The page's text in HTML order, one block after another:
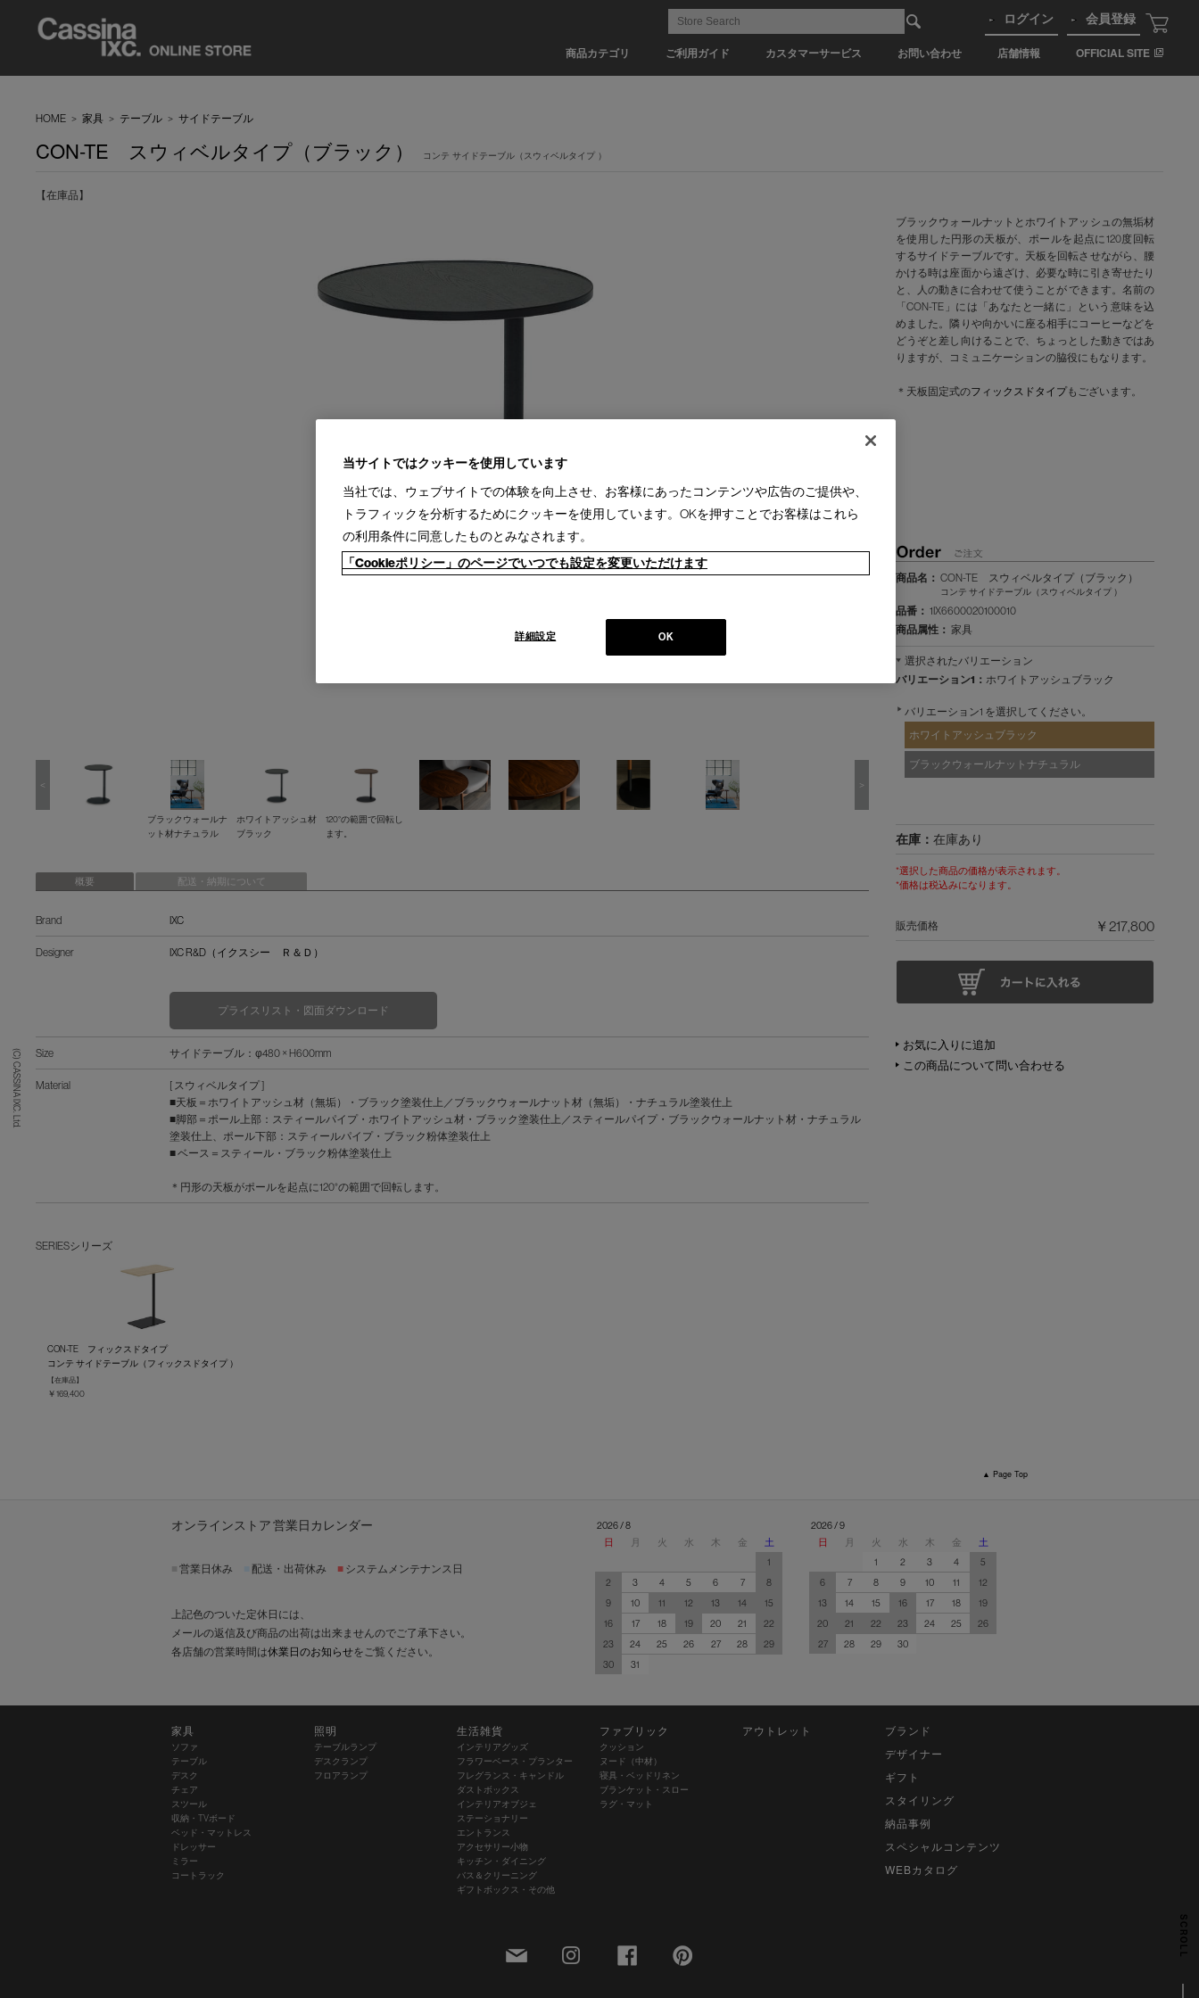
商品カテゴリ ご利用ガイド カスタマーサービス お問い合わせ 店舗情報 OFFICIAL SITE
ログイン 会員登録
(C) CASSINA IXC. Ltd.
SCROLL
HOME > 家具 > テーブル > サイドテーブル
CON-TE スウィベルタイプ（ブラック） コンテ サイドテーブル（スウィベルタイプ ）
【在庫品】
ブラックウォールナ
ット材ナチュラル
ホワイトアッシュ材
ブラック
120°の範囲で回転し
ます。
< >
概要 配送・納期について
Brand IXC
Designer IXC R&D（イクスシー Ｒ＆Ｄ）
プライスリスト・図面ダウンロード
Size サイドテーブル：φ480 × H600mm
Material
[ スウィベルタイプ ]
■天板＝ホワイトアッシュ材（無垢）・ブラック塗装仕上／ブラックウォールナット材（無垢）・ナチュラル塗装仕上
■脚部＝ポール上部：スティールパイプ・ホワイトアッシュ材・ブラック塗装仕上／スティールパイプ・ブラックウォールナット材・ナチュラル
塗装仕上、ポール下部：スティールパイプ・ブラック粉体塗装仕上
■ ベース＝スティール・ブラック粉体塗装仕上
＊円形の天板がポールを起点に120°の範囲で回転します。
ブラックウォールナットとホワイトアッシュの無垢材
を使用した円形の天板が、ポールを起点に120度回転
するサイドテーブルです。天板を回転させながら、腰
かける時は座面から遠ざけ、必要な時に引き寄せたり
と、人の動きに合わせて使うことが できます。名前の
「CON-TE」には「あなたと一緒に」という意味を込
めました。隣りや向かいに座る相手にコーヒーなどを
どうぞと差し向けることで、ちょっとした動きではあ
りますが、コミュニケーションの脇役にもなります。
＊天板固定式のフィックスドタイプもございます。
商品名： CON-TE スウィベルタイプ（ブラック）
コンテ サイドテーブル（スウィベルタイプ ）
品番： 1IX6600020100010
商品属性： 家具
選択されたバリエーション
バリエーション1： ホワイトアッシュブラック
バリエーション1 を選択してください。
ホワイトアッシュブラック
ブラックウォールナットナチュラル
在庫： 在庫あり
*選択した商品の価格が表示されます。
*価格は税込みになります。
販売価格 ￥217,800
お気に入りに追加
この商品について問い合わせる
SERIESシリーズ
CON-TE フィックスドタイプ
コンテ サイドテーブル（フィックスドタイプ ）
【在庫品】
￥169,400
▲ Page Top
オンラインストア 営業日カレンダー
営業日休み 配送・出荷休み ■ システムメンテナンス日
上記色のついた定休日には、
メールの返信及び商品の出荷は出来ませんのでご了承下さい。
各店舗の営業時間は休業日のお知らせをご覧ください。
2026 / 8
日
月 火 水 木 金
土
1
2
3 4 5 6 7
8
9
10 11 12 13 14
15
16
17 18 19 20 21
22
23
24 25 26 27 28
29
30
31
2026 / 9
日
月 火 水 木 金
土
1
2 3 4
5
6
7 8 9 10 11
12
13
14 15 16 17 18
19
20
21 22 23 24 25
26
27
28 29 30
家具
ソファ
テーブル
デスク
チェア
スツール
収納・TVボード
ベッド・マットレス
ドレッサー
ミラー
コートラック
照明
テーブルランプ
デスクランプ
フロアランプ
生活雑貨
インテリアグッズ
フラワーベース・プランター
フレグランス・キャンドル
ダストボックス
インテリアオブジェ
ステーショナリー
エントランス
アクセサリー小物
キッチン・ダイニング
バス＆クリーニング
ギフトボックス・その他
ファブリック
クッション
ヌード（中材）
寝具・ベッドリネン
ブランケット・スロー
ラグ・マット
アウトレット
ブランド
デザイナー
ギフト
スタイリング
納品事例
スペシャルコンテンツ
WEBカタログ
当サイトではクッキーを使用しています
当社では、ウェブサイトでの体験を向上させ、お客様にあったコンテンツや広告のご提供や、
トラフィックを分析するためにクッキーを使用しています。OKを押すことでお客様はこれら
の利用条件に同意したものとみなされます。
「Cookieポリシー」のページでいつでも設定を変更いただけます
OK
詳細設定